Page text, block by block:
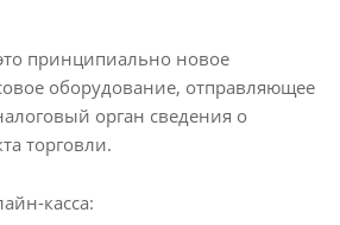
принципиально новое
оборудование, отправляющее
орган сведения о
торговли.
касса: